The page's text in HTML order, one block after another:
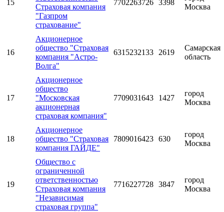
15
Страховая компания
"Газпром
страхование"
7702263726 3398
Москва
16
Акционерное
общество "Страховая
компания "Астро-
Волга"
6315232133 2619
Самарская
область
17
Акционерное
общество
"Московская
акционерная
страховая компания"
7709031643 1427
город
Москва
18
Акционерное
общество "Страховая
компания ГАЙДЕ"
7809016423 630
город
Москва
19
Общество с
ограниченной
ответственностью
Страховая компания
"Независимая
страховая группа"
7716227728 3847
город
Москва